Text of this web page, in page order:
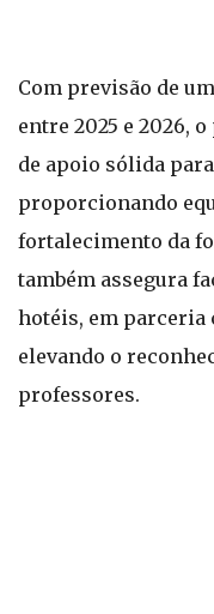
Com previsão de
entre 2025 e 2026,
de apoio sólida
proporcionando
fortalecimento da
também assegura
hotéis, em
elevando o
professores.